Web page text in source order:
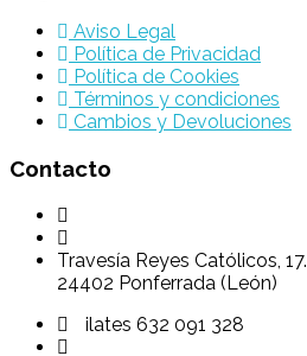
Aviso Legal
Política de Privacidad
Política de Cookies
Términos y condiciones
Cambios y Devoluciones
Contacto
Travesía Reyes Católicos, 17.
24402 Ponferrada (León)
ilates 632 091 328